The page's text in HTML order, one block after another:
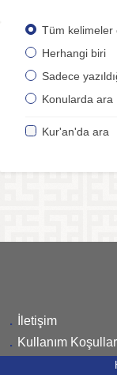
Tüm kelimeler
Herhangi biri
Sadece
Konularda ara
Kur'an'da ara
. İletişim
. Kullanım